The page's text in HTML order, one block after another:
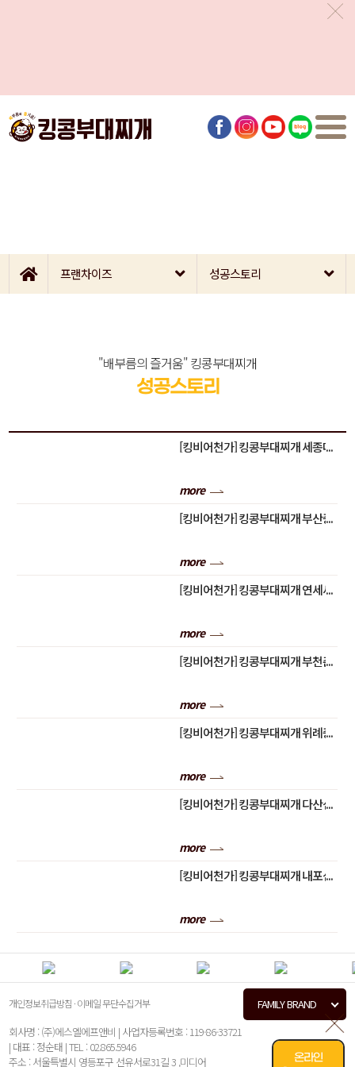
프랜차이즈 성공스토리
"배부름의 즐거움" 킹콩부대찌개
성공스토리
[킹비어천가] 킹콩부대찌개 세종대
명밸리온점 성공스토리 "김준기&
more
[킹비어천가] 킹콩부대찌개 부산중
앙점 성공스토리 "이대수" 점주님
more
[킹비어천가] 킹콩부대찌개 연세세
브란스빌딩점 성공스토리 "한명훈"
more
[킹비어천가] 킹콩부대찌개 부천춘
의테크노파크점 성공스토리 "김지
more
[킹비어천가] 킹콩부대찌개 위례중
앙점 성공스토리 "김희정" 점주님
more
[킹비어천가] 킹콩부대찌개 다산신
도시점 성공스토리 "주수정" 점주
more
[킹비어천가] 킹콩부대찌개 내포신
도시점 성공스토리 "이병일" 점주
more
개인정보취급방침 ·이메일 무단수집거부
회사명 : (주)에스엘에프앤비 | 사업자등록번호 : 119-86-33721
| 대표 : 정순태 | TEL : 02.865.5946
주소 : 서울특별시 영등포구 선유서로31길 3 ,미디어
FAMILY BRAND
온라인